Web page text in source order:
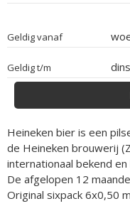
Geldig vanaf
Geldig t/m
Heineken bier is een
de Heineken brouwerij
internationaal bekend
De afgelopen 12
Original sixpack 6x0,50